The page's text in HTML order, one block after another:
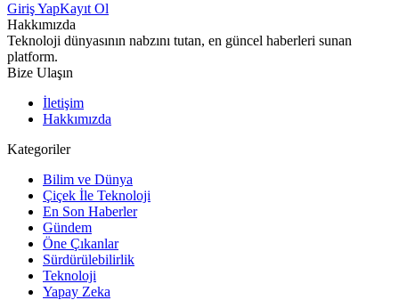
Giriş YapKayıt Ol
Hakkımızda
Teknoloji dünyasının nabzını tutan, en güncel haberleri sunan
platform.
Bize Ulaşın
İletişim
Hakkımızda
Kategoriler
Bilim ve Dünya
Çiçek İle Teknoloji
En Son Haberler
Gündem
Öne Çıkanlar
Sürdürülebilirlik
Teknoloji
Yapay Zeka